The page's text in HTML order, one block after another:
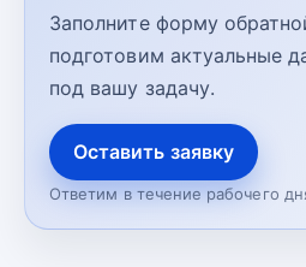
Заполните форму
подготовим актуальные
под вашу задачу.
Оставить заявку
Ответим в течение рабочего